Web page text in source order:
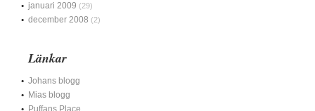
januari 2009 (29)
december 2008 (2)
Länkar
Johans blogg
Mias blogg
Puffans Place